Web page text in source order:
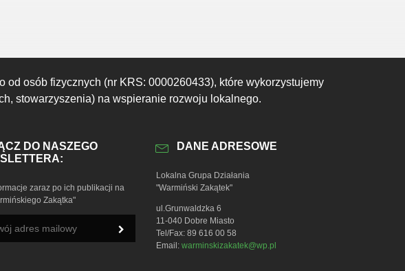
osób fizycznych (nr KRS: 0000260433), które wykorzystujemy
stowarzyszenia) na wspieranie rozwoju lokalnego.
DO NASZEGO
zaraz po ich publikacji na
Zakątka"
DANE ADRESOWE
Lokalna Grupa Działania
"Warmiński Zakątek"
ul.Grunwaldzka 6
11-040 Dobre Miasto
Tel/Fax: 89 616 00 58
Email: warminskizakatek@wp.pl